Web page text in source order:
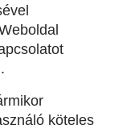
köteles